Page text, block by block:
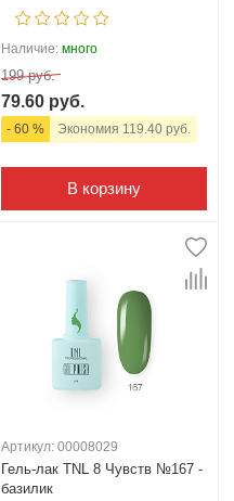
Наличие: много
199 руб.
79.60 руб.
- 60 % Экономия 119.40 руб.
В корзину
Артикул: 00008029
Гель-лак TNL 8 Чувств №167 -
базилик